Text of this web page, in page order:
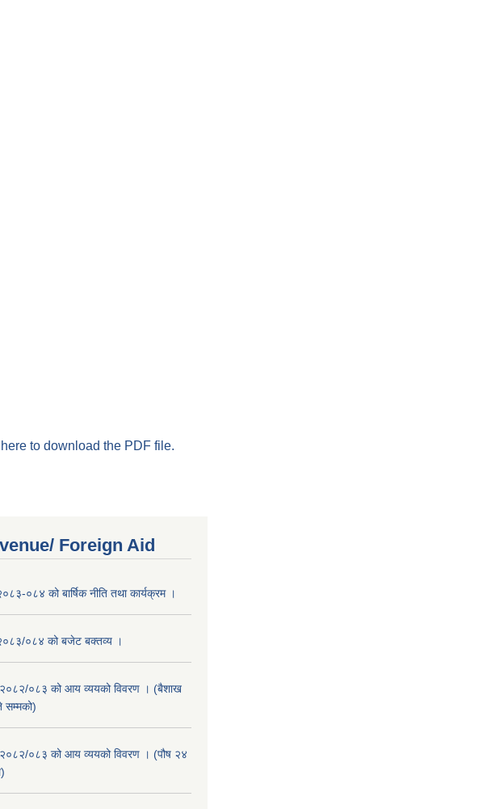
to download the PDF file.
Foreign Aid
०८४ को बार्षिक नीति तथा कार्यक्रम ।
०८४ को बजेट बक्तव्य ।
०८३ को आय व्ययको विवरण । (बैशाख
सम्मको)
०८३ को आय व्ययको विवरण । (पौष २४